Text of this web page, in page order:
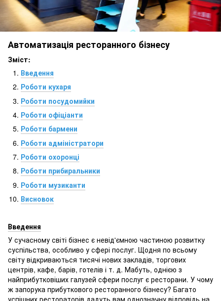
Автоматизація ресторанного бізнесу
Зміст:
Введення
Роботи кухаря
Роботи посудомийки
Роботи офіціанти
Роботи бармени
Роботи адміністратори
Роботи охоронці
Роботи прибиральники
Роботи музиканти
Висновок
Введення
У сучасному світі бізнес є невід'ємною частиною розвитку
суспільства, особливо у сфері послуг. Щодня по всьому
світу відкриваються тисячі нових закладів, торгових
центрів, кафе, барів, готелів і т. д. Мабуть, однією з
найприбутковіших галузей сфери послуг є ресторани. У чому
ж запорука прибуткового ресторанного бізнесу? Багато
успішних рестораторів дадуть вам однозначну відповідь на